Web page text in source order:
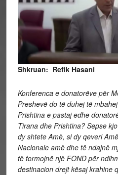
Shkruan: Refik Hasani
Konferenca e donatorëve për
Preshevë do të duhej të
Prishtina e pastaj edhe
Tirana dhe Prishtina? Sepse
dy shtete Amë, si dy qeveri
Nacionale amë dhe të ndajnë
të formojnë një FOND për
destinacion drejt kësaj krahine